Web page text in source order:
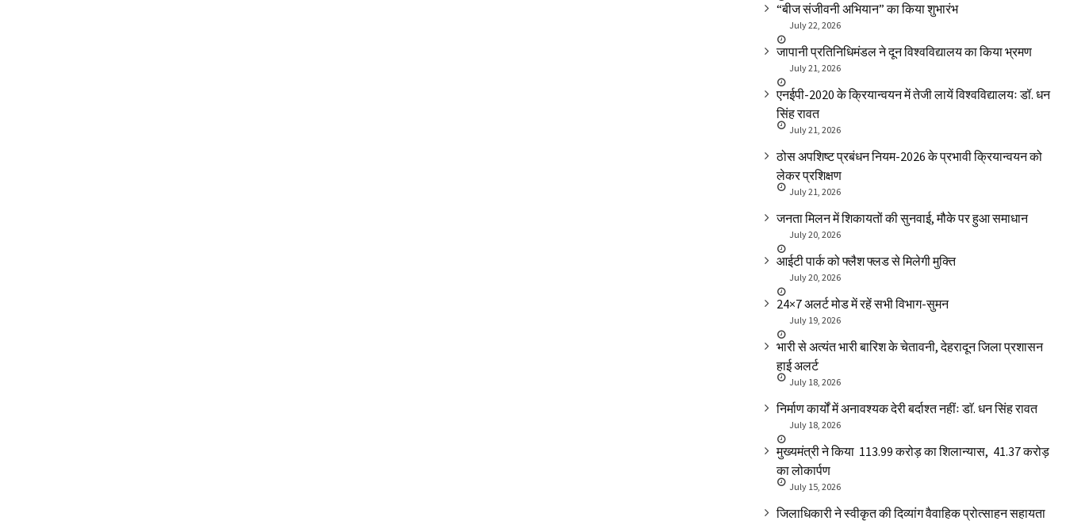
“बीज संजीवनी अभियान” का किया शुभारंभ
July 22, 2026
जापानी प्रतिनिधिमंडल ने दून विश्वविद्यालय का किया भ्रमण
July 21, 2026
एनईपी-2020 के क्रियान्वयन में तेजी लायें विश्वविद्यालयः डॉ. धन
सिंह रावत
July 21, 2026
ठोस अपशिष्ट प्रबंधन नियम-2026 के प्रभावी क्रियान्वयन को
लेकर प्रशिक्षण
July 21, 2026
जनता मिलन में शिकायतों की सुनवाई, मौके पर हुआ समाधान
July 20, 2026
आईटी पार्क को फ्लैश फ्लड से मिलेगी मुक्ति
July 20, 2026
24×7 अलर्ट मोड में रहें सभी विभाग-सुमन
July 19, 2026
भारी से अत्यंत भारी बारिश के चेतावनी, देहरादून जिला प्रशासन
हाई अलर्ट
July 18, 2026
निर्माण कार्यों में अनावश्यक देरी बर्दाश्त नहींः डाॅ. धन सिंह रावत
July 18, 2026
मुख्यमंत्री ने किया ₹ 113.99 करोड़ का शिलान्यास, ₹ 41.37 करोड़
का लोकार्पण
July 15, 2026
जिलाधिकारी ने स्वीकृत की दिव्यांग वैवाहिक प्रोत्साहन सहायता